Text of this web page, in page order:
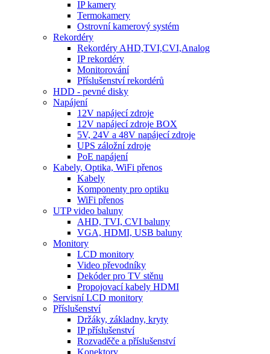
IP kamery
Termokamery
Ostrovní kamerový systém
Rekordéry
Rekordéry AHD,TVI,CVI,Analog
IP rekordéry
Monitorování
Příslušenství rekordérů
HDD - pevné disky
Napájení
12V napájecí zdroje
12V napájecí zdroje BOX
5V, 24V a 48V napájecí zdroje
UPS záložní zdroje
PoE napájení
Kabely, Optika, WiFi přenos
Kabely
Komponenty pro optiku
WiFi přenos
UTP video baluny
AHD, TVI, CVI baluny
VGA, HDMI, USB baluny
Monitory
LCD monitory
Video převodníky
Dekóder pro TV stěnu
Propojovací kabely HDMI
Servisní LCD monitory
Příslušenství
Držáky, základny, kryty
IP příslušenství
Rozvaděče a příslušenství